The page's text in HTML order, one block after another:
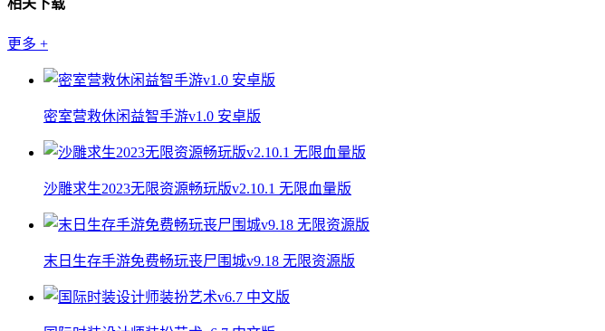
更多 +
密室营救休闲益智手游v1.0 安卓版
沙雕求生2023无限资源畅玩版v2.10.1 无限血量版
末日生存手游免费畅玩丧尸围城v9.18 无限资源版